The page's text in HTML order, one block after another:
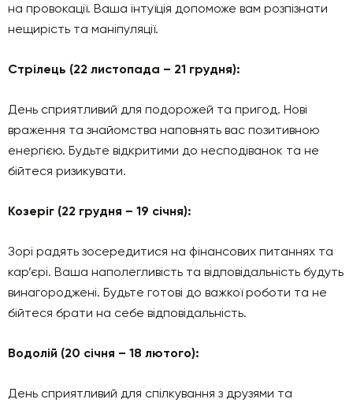
на провокації. Ваша інтуїція допоможе вам розпізнати
нещирість та маніпуляції.
Стрілець (22 листопада – 21 грудня):
День сприятливий для подорожей та пригод. Нові
враження та знайомства наповнять вас позитивною
енергією. Будьте відкритими до несподіванок та не
бійтеся ризикувати.
Козеріг (22 грудня – 19 січня):
Зорі радять зосередитися на фінансових питаннях та
кар’єрі. Ваша наполегливість та відповідальність будуть
винагороджені. Будьте готові до важкої роботи та не
бійтеся брати на себе відповідальність.
Водолій (20 січня – 18 лютого):
День сприятливий для спілкування з друзями та